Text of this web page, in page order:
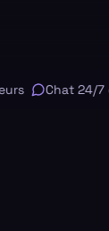
Chat 24/7